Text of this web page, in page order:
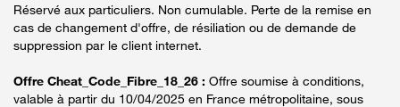
Réservé aux particuliers. Non cumulable. Perte de la remise en
cas de changement d'offre, de résiliation ou de demande de
suppression par le client internet.
Offre Cheat_Code_Fibre_18_26 : Offre soumise à conditions,
valable à partir du 10/04/2025 en France métropolitaine, sous